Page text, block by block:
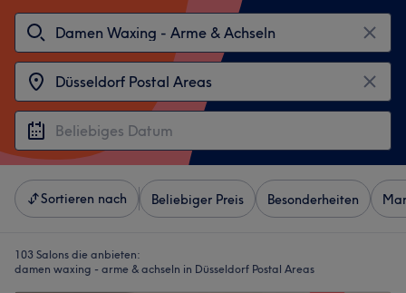
Sortieren nach Beliebiger Preis Besonderheiten
103 Salons die anbieten:
damen waxing - arme & achseln in Düsseldorf Postal Areas